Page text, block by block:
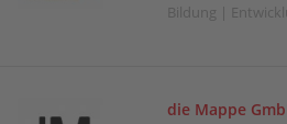
Bildung |
die Mappe